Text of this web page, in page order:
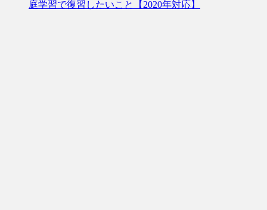
庭学習で復習したいこと【2020年対応】